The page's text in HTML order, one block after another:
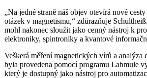
„Na jedné straně náš objev otevírá nové
otázek v magnetismu,“ zdůrazňuje
mohl nakonec sloužit jako cenný nástroj k
elektroniky, spintroniky a kvantové
Veškerá měření magnetických vírů a analýza
byla provedena pomocí programu Labmule
který je dostupný jako nástroj pro